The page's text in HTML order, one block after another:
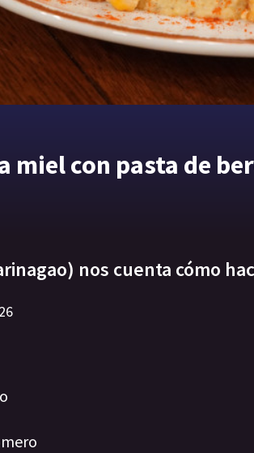
miel con pasta de
nos cuenta cómo